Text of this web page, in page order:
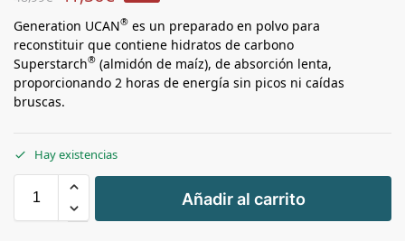
Generation UCAN® es un preparado en polvo para
reconstituir que contiene hidratos de carbono
Superstarch® (almidón de maíz), de absorción lenta,
proporcionando 2 horas de energía sin picos ni caídas
bruscas.
Hay existencias
+
-
Añadir al carrito